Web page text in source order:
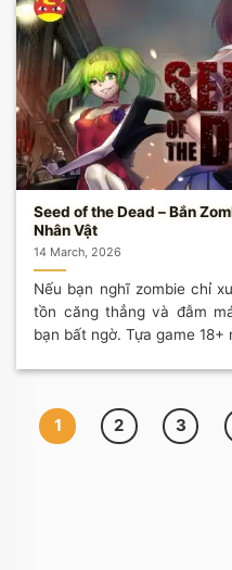
Seed of the Dead – Bắn
Nhân Vật
14 March, 2026
Nếu bạn nghĩ zombie chỉ
tồn căng thẳng và đẫm
bạn bất ngờ. Tựa game 18+
1 2 3